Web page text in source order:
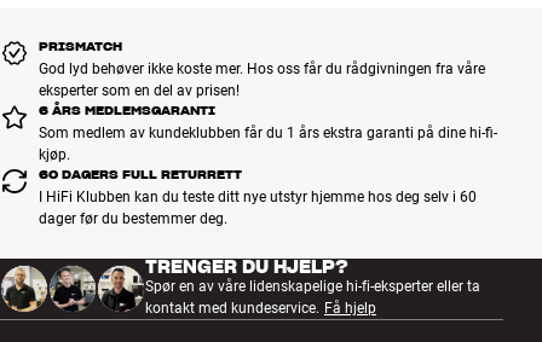
PRISMATCH
God lyd behøver ikke koste mer. Hos oss får du rådgivningen fra våre
eksperter som en del av prisen!
6 ÅRS MEDLEMSGARANTI
Som medlem av kundeklubben får du 1 års ekstra garanti på dine hi-fi-
kjøp.
60 DAGERS FULL RETURRETT
I HiFi Klubben kan du teste ditt nye utstyr hjemme hos deg selv i 60
dager før du bestemmer deg.
TRENGER DU HJELP?
Spør en av våre lidenskapelige hi-fi-eksperter eller ta
kontakt med kundeservice. Få hjelp